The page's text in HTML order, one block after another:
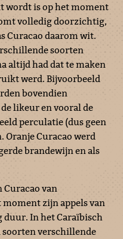
wordt is op het moment
volledig doorzichtig,
Curacao daarom wit.
soorten
altijd had dat te maken
werd. Bijvoorbeeld
bovendien
likeur en vooral de
perculatie (dus geen
Oranje Curacao werd
brandewijn en als
Curacao van
moment zijn appels van
duur. In het Caraïbisch
soorten verschillende